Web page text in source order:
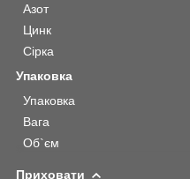
Азот
Цинк
Сірка
Упаковка
Упаковка
Вага
Об`єм
Приховати